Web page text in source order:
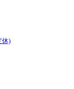
休)